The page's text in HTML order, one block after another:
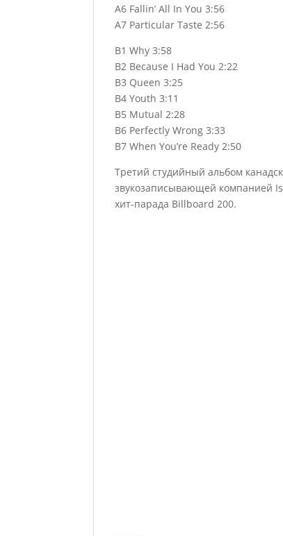
A6 Fallin’ All In You 3:56
A7 Particular Taste 2:56
B1 Why 3:58
B2 Because I Had You 2:22
B3 Queen 3:25
B4 Youth 3:11
B5 Mutual 2:28
B6 Perfectly Wrong 3:33
B7 When You’re Ready 2:50
Третий студийный альбом
звукозаписывающей компанией
хит-парада Billboard 200.